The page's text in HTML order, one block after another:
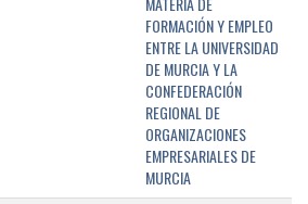
FORMACIÓN Y EMPLEO
ENTRE LA UNIVERSIDAD
DE MURCIA Y LA
CONFEDERACIÓN
REGIONAL DE
ORGANIZACIONES
EMPRESARIALES DE
MURCIA